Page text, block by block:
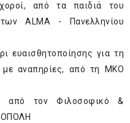
από τα παιδιά του
ALMA - Πανελληνίου
ευαισθητοποίησης για τη
με αναπηρίες, από τη ΜΚΟ
από τον Φιλοσοφικό &